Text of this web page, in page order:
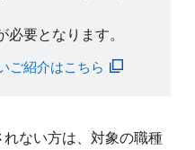
必要となります。
ご紹介はこちら
ない方は、対象の職種